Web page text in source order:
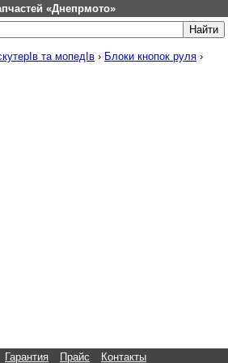
«Днепрмото»
та мопедІв › Блоки кнопок руля ›
Гарантия Прайс
Контакты